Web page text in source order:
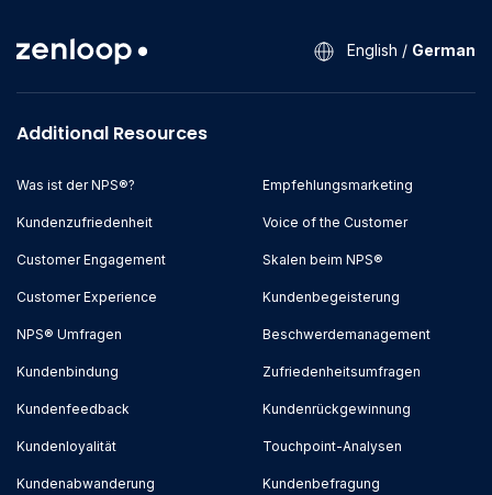
English / German
Additional Resources
Was ist der NPS®?
Kundenzufriedenheit
Customer Engagement
Customer Experience
NPS® Umfragen
Kundenbindung
Empfehlungsmarketing
Voice of the Customer
Skalen beim NPS®
Kundenbegeisterung
Beschwerdemanagement
Zufriedenheitsumfragen
Kundenfeedback
Kundenloyalität
Kundenabwanderung
Kundenrückgewinnung
Touchpoint-Analysen
Kundenbefragung